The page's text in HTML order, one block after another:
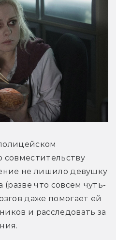
совместительству
не лишило девушку
что совсем чуть-
даже помогает ей
и расследовать за